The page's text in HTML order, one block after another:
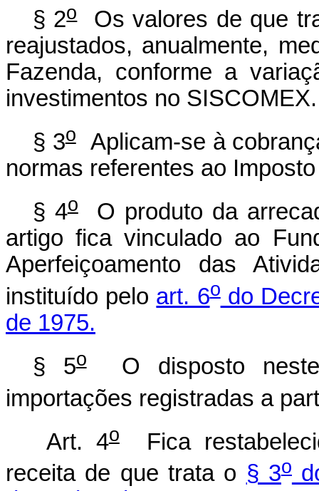
§ 2oOs valores de que
reajustados, anualmente,
Fazenda, conforme a
investimentos no SISCOMEX.
§ 3oAplicam-se à
normas referentes ao
§ 4oO produto da
artigo fica vinculado ao
Aperfeiçoamento das
instituído pelo art. 6odo
de 1975.
§ 5oO disposto neste
importações registradas a
Art. 4oFica
receita de que trata o § 3o